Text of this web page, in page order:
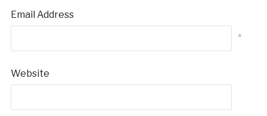
Email Address
*
Website